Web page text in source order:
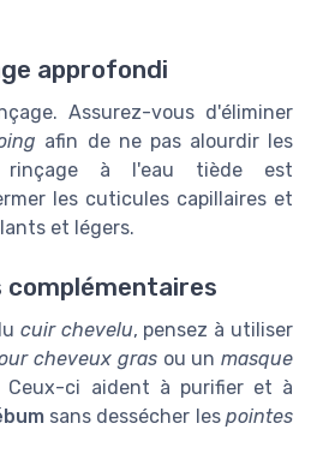
approfondi
Assurez-vous d'éliminer
afin de ne pas alourdir les
à l'eau tiède est
les cuticules capillaires et
et légers.
complémentaires
cuir chevelu, pensez à utiliser
cheveux grasou unmasque
Ceux-ci aident à purifier et à
sans dessécher lespointes